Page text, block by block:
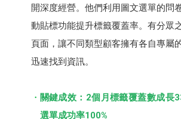
開深度經營。他們利用圖文選單的問
動貼標功能提升標籤覆蓋率。有分眾
頁面，讓不同類型顧客擁有各自專屬
迅速找到資訊。
關鍵成效：2個月標籤覆蓋數成長
選單成功率100%